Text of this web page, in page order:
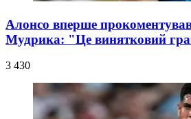
Алонсо вперше
Мудрика: "Це винятковий
3 430